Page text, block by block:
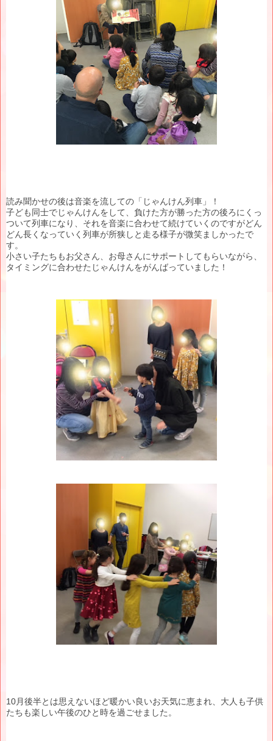
読み聞かせの後は音楽を流しての「じゃんけん列車」！
子ども同士でじゃんけんをして、負けた方が勝った方の後ろにくっ
ついて列車になり、それを音楽に合わせて続けていくのですがどん
どん長くなっていく列車が所狭しと走る様子が微笑ましかったで
す。
小さい子たちもお父さん、お母さんにサポートしてもらいながら、
タイミングに合わせたじゃんけんをがんばっていました！
10月後半とは思えないほど暖かい良いお天気に恵まれ、大人も子供
たちも楽しい午後のひと時を過ごせました。